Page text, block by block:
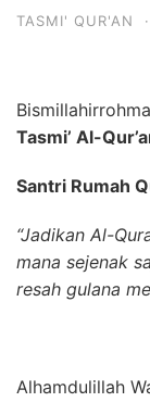
TASMI' QUR'AN ·
Tasmi’ Al-
Santri Rumah
“Jadikan Al-
mana sejenak
resah gulana
Alhamdulillah